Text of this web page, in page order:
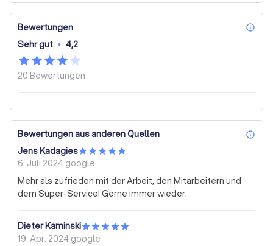
Bewertungen
Sehr gut • 4,2
20 Bewertungen
Bewertungen aus anderen Quellen
Jens Kadagies
6. Juli 2024 google
Mehr als zufrieden mit der Arbeit, den Mitarbeitern und
dem Super-Service! Gerne immer wieder.
Dieter Kaminski
19. Apr. 2024 google